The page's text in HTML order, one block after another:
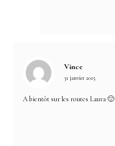
Vince
31 janvier 2015
A bientôt sur les routes Laura 🙂